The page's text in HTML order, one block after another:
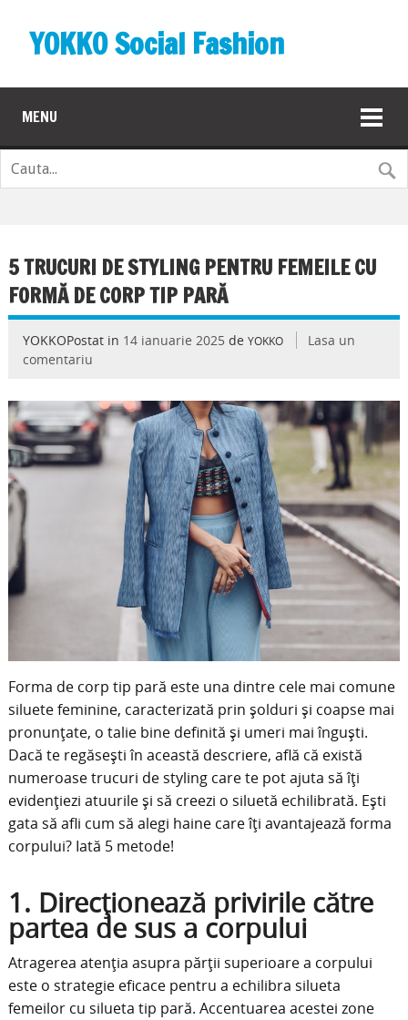
YOKKO Social Fashion
MENU
5 TRUCURI DE STYLING PENTRU FEMEILE CU
FORMĂ DE CORP TIP PARĂ
YOKKOPostat in 14 ianuarie 2025 de YOKKO
Lasa un
comentariu
Forma de corp tip pară este una dintre cele mai comune
siluete feminine, caracterizată prin șolduri și coapse mai
pronunțate, o talie bine definită și umeri mai înguști.
Dacă te regăsești în această descriere, află că există
numeroase trucuri de styling care te pot ajuta să îți
evidențiezi atuurile și să creezi o siluetă echilibrată. Ești
gata să afli cum să alegi haine care îți avantajează forma
corpului? Iată 5 metode!
1. Direcționează privirile către
partea de sus a corpului
Atragerea atenția asupra părții superioare a corpului
este o strategie eficace pentru a echilibra silueta
femeilor cu silueta tip pară. Accentuarea acestei zone